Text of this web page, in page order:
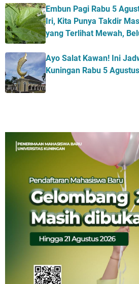
Embun Pagi Rabu 5
Iri, Kita Punya Takdir
yang Terlihat Mewah,
Ayo Salat Kawan! Ini
Kuningan Rabu 5